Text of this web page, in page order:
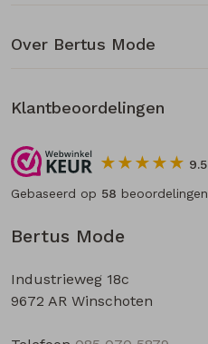
Bertus Mode
Industrieweg 18c
9672 AR Winschoten
Over Bertus Mode
Klantbeoordelingen
9.5
Gebaseerd op 58 beoordelingen